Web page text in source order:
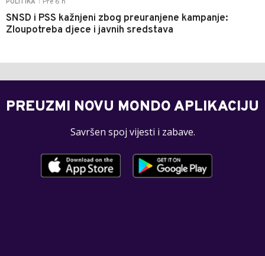
POLITIKA
SNSD i PSS kažnjeni zbog preuranjene kampanje:
Zloupotreba djece i javnih sredstava
PREUZMI NOVU MONDO APLIKACIJU
Savršen spoj vijesti i zabave.